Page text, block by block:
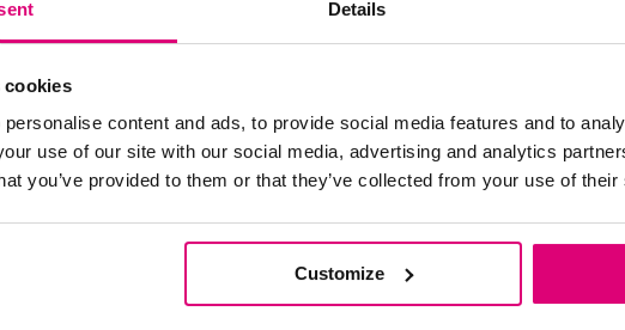
Details
cookies
content and ads, to provide social media features and to
use of our site with our social media, advertising and analytics
you’ve provided to them or that they’ve collected from your use of
Customize
Gebruik
Selecteer
wasmiddel.
Gebreide
Was in de